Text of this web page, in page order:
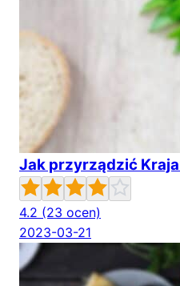
Jak przyrządzić
4.2 (23 ocen)
2023-03-21